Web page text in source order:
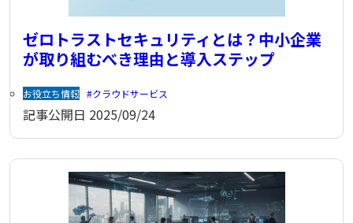
ゼロトラストセキュリティとは？中小企業
が取り組むべき理由と導入ステップ
お役立ち情報 クラウドサービス
記事公開日 2025/09/24